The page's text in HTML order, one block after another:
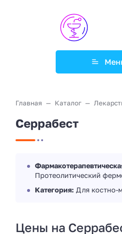
Главная Каталог
Серрабест
Протеолитический
Категория: Для костно-
Цены на